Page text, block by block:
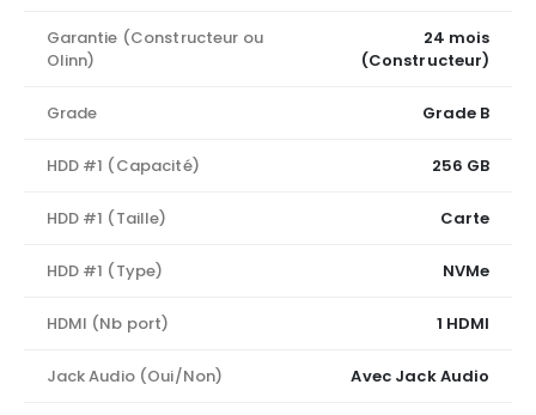
Garantie (Constructeur ou
Olinn)
24 mois
(Constructeur)
Grade Grade B
HDD #1 (Capacité) 256 GB
HDD #1 (Taille) Carte
HDD #1 (Type) NVMe
HDMI (Nb port) 1 HDMI
Jack Audio (Oui/Non) Avec Jack Audio